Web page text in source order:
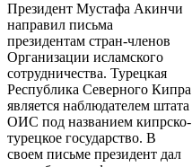
Президент Мустафа Акинчи
направил письма
президентам стран-членов
Организации исламского
сотрудничества. Турецкая
Республика Северного Кипра
является наблюдателем штата
ОИС под названием кипрско-
турецкое государство. В
своем письме президент дал